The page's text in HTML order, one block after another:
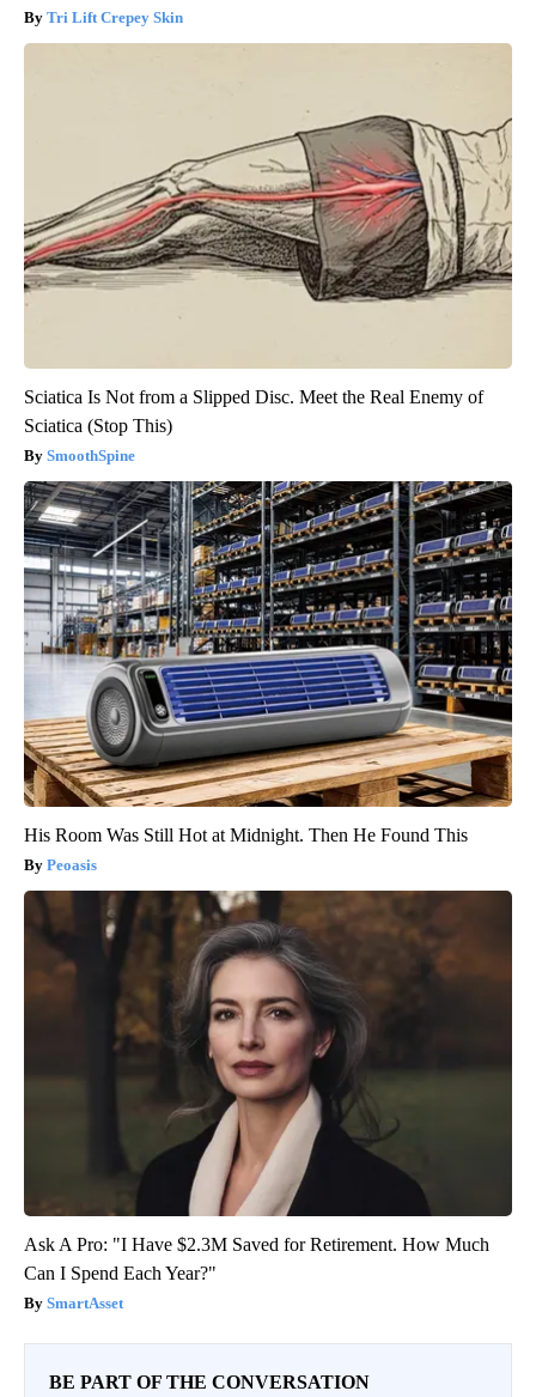
Tri Lift Crepey Skin
Sciatica Is Not from a Slipped Disc. Meet the Real Enemy of
Sciatica (Stop This)
SmoothSpine
His Room Was Still Hot at Midnight. Then He Found This
Peoasis
Ask A Pro: "I Have $2.3M Saved for Retirement. How Much
Can I Spend Each Year?"
SmartAsset
BE PART OF THE CONVERSATION